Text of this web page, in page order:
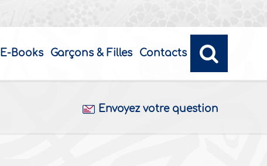
E-Books Garçons & Filles Contacts
Envoyez votre question